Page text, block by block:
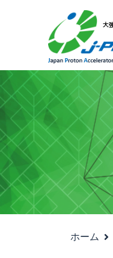
ホーム